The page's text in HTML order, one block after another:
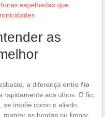
espelhadas que
as
a diferença entre fio
rapidamente aos olhos. O fio,
se impõe como o aliado
manter as bordas ou limpar